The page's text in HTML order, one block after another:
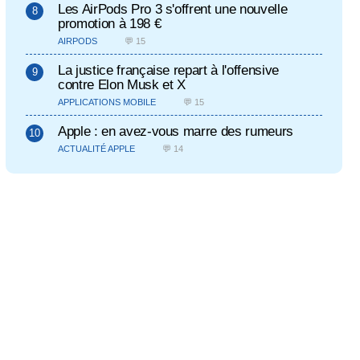
Les AirPods Pro 3 s'offrent une nouvelle
promotion à 198 €
AIRPODS 💬 15
La justice française repart à l'offensive
contre Elon Musk et X
APPLICATIONS MOBILE 💬 15
Apple : en avez-vous marre des rumeurs
ACTUALITÉ APPLE 💬 14